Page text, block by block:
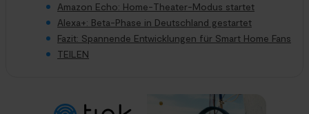
Amazon Echo: Home-Theater-Modus startet
Alexa+: Beta-Phase in Deutschland gestartet
Fazit: Spannende Entwicklungen für Smart Home Fans
TEILEN